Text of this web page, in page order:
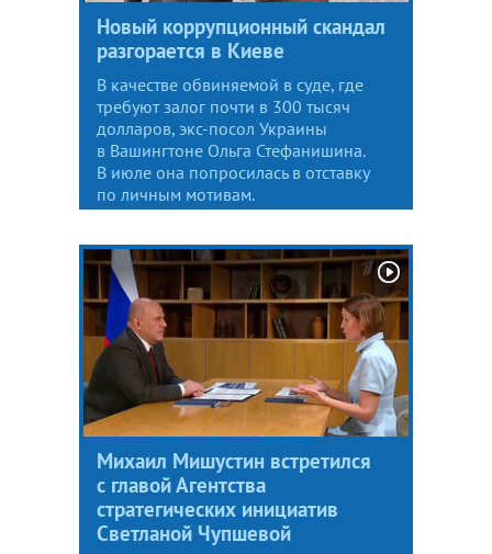
Новый коррупционный скандал
разгорается в Киеве
В качестве обвиняемой в суде, где
требуют залог почти в 300 тысяч
долларов, экс-посол Украины
в Вашингтоне Ольга Стефанишина.
В июле она попросилась в отставку
по личным мотивам.
Михаил Мишустин встретился
с главой Агентства
стратегических инициатив
Светланой Чупшевой